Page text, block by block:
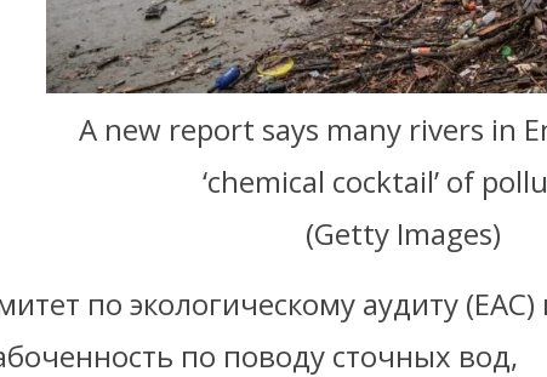
A new report says many rivers in
‘chemical cocktail’ of
(Getty Images)
по экологическому аудиту
по поводу сточных вод,